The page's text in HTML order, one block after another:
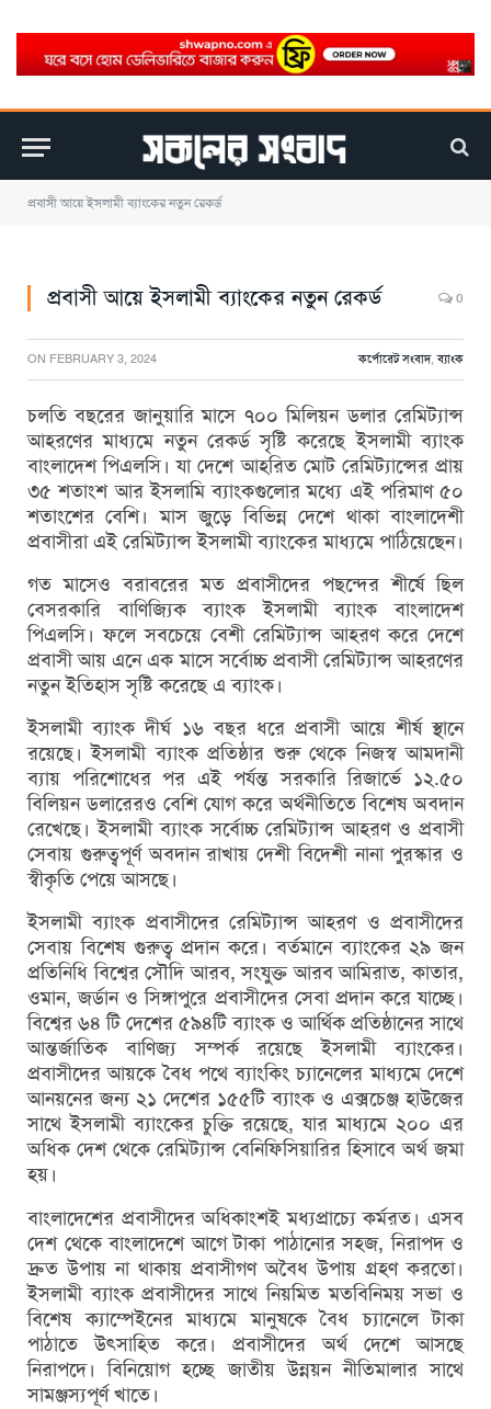
প্রবাসী আয়ে ইসলামী ব্যাংকের নতুন রেকর্ড
প্রবাসী আয়ে ইসলামী ব্যাংকের নতুন রেকর্ড 0
ON FEBRUARY 3, 2024 কর্পোরেট সংবাদ,ব্যাংক
চলতি বছরের জানুয়ারি মাসে ৭০০ মিলিয়ন ডলার রেমিট্যান্স
আহরণের মাধ্যমে নতুন রেকর্ড সৃষ্টি করেছে ইসলামী ব্যাংক
বাংলাদেশ পিএলসি। যা দেশে আহরিত মোট রেমিট্যান্সের প্রায়
৩৫ শতাংশ আর ইসলামি ব্যাংকগুলোর মধ্যে এই পরিমাণ ৫০
শতাংশের বেশি। মাস জুড়ে বিভিন্ন দেশে থাকা বাংলাদেশী
প্রবাসীরা এই রেমিট্যান্স ইসলামী ব্যাংকের মাধ্যমে পাঠিয়েছেন।
গত মাসেও বরাবরের মত প্রবাসীদের পছন্দের শীর্ষে ছিল
বেসরকারি বাণিজ্যিক ব্যাংক ইসলামী ব্যাংক বাংলাদেশ
পিএলসি। ফলে সবচেয়ে বেশী রেমিট্যান্স আহরণ করে দেশে
প্রবাসী আয় এনে এক মাসে সর্বোচ্চ প্রবাসী রেমিট্যান্স আহরণের
নতুন ইতিহাস সৃষ্টি করেছে এ ব্যাংক।
ইসলামী ব্যাংক দীর্ঘ ১৬ বছর ধরে প্রবাসী আয়ে শীর্ষ স্থানে
রয়েছে। ইসলামী ব্যাংক প্রতিষ্ঠার শুরু থেকে নিজস্ব আমদানী
ব্যায় পরিশোধের পর এই পর্যন্ত সরকারি রিজার্ভে ১২.৫০
বিলিয়ন ডলারেরও বেশি যোগ করে অর্থনীতিতে বিশেষ অবদান
রেখেছে। ইসলামী ব্যাংক সর্বোচ্চ রেমিট্যান্স আহরণ ও প্রবাসী
সেবায় গুরুত্বপূর্ণ অবদান রাখায় দেশী বিদেশী নানা পুরস্কার ও
স্বীকৃতি পেয়ে আসছে।
ইসলামী ব্যাংক প্রবাসীদের রেমিট্যান্স আহরণ ও প্রবাসীদের
সেবায় বিশেষ গুরুত্ব প্রদান করে। বর্তমানে ব্যাংকের ২৯ জন
প্রতিনিধি বিশ্বের সৌদি আরব, সংযুক্ত আরব আমিরাত, কাতার,
ওমান, জর্ডান ও সিঙ্গাপুরে প্রবাসীদের সেবা প্রদান করে যাচ্ছে।
বিশ্বের ৬৪ টি দেশের ৫৯৪টি ব্যাংক ও আর্থিক প্রতিষ্ঠানের সাথে
আন্তর্জাতিক বাণিজ্য সম্পর্ক রয়েছে ইসলামী ব্যাংকের।
প্রবাসীদের আয়কে বৈধ পথে ব্যাংকিং চ্যানেলের মাধ্যমে দেশে
আনয়নের জন্য ২১ দেশের ১৫৫টি ব্যাংক ও এক্সচেঞ্জ হাউজের
সাথে ইসলামী ব্যাংকের চুক্তি রয়েছে, যার মাধ্যমে ২০০ এর
অধিক দেশ থেকে রেমিট্যান্স বেনিফিসিয়ারির হিসাবে অর্থ জমা
হয়।
বাংলাদেশের প্রবাসীদের অধিকাংশই মধ্যপ্রাচ্যে কর্মরত। এসব
দেশ থেকে বাংলাদেশে আগে টাকা পাঠানোর সহজ, নিরাপদ ও
দ্রুত উপায় না থাকায় প্রবাসীগণ অবৈধ উপায় গ্রহণ করতো।
ইসলামী ব্যাংক প্রবাসীদের সাথে নিয়মিত মতবিনিময় সভা ও
বিশেষ ক্যাম্পেইনের মাধ্যমে মানুষকে বৈধ চ্যানেলে টাকা
পাঠাতে উৎসাহিত করে। প্রবাসীদের অর্থ দেশে আসছে
নিরাপদে। বিনিয়োগ হচ্ছে জাতীয় উন্নয়ন নীতিমালার সাথে
সামঞ্জস্যপূর্ণ খাতে।